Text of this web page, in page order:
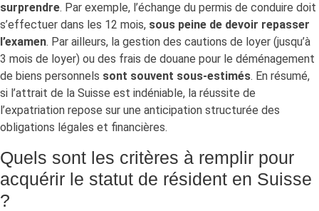
surprendre. Par exemple, l’échange du permis de conduire doit
s’effectuer dans les 12 mois, sous peine de devoir repasser
l’examen. Par ailleurs, la gestion des cautions de loyer (jusqu’à
3 mois de loyer) ou des frais de douane pour le déménagement
de biens personnels sont souvent sous-estimés. En résumé,
si l’attrait de la Suisse est indéniable, la réussite de
l’expatriation repose sur une anticipation structurée des
obligations légales et financières.
Quels sont les critères à remplir pour
acquérir le statut de résident en Suisse
?